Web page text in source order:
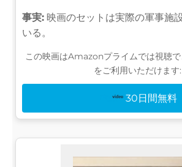
事実: 映画のセットは実際の軍事施
いる。
この映画はAmazonプライムでは視聴
をご利用いただけます:
30日間無料